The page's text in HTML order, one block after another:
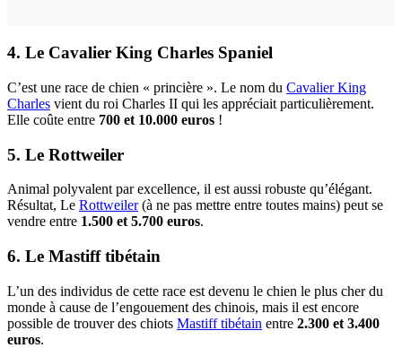
4. Le Cavalier King Charles Spaniel
C’est une race de chien « princière ». Le nom du Cavalier King
Charles vient du roi Charles II qui les appréciait particulièrement.
Elle coûte entre 700 et 10.000 euros !
5. Le Rottweiler
Animal polyvalent par excellence, il est aussi robuste qu’élégant.
Résultat, Le Rottweiler(à ne pas mettre entre toutes mains) peut se
vendre entre 1.500 et 5.700 euros.
6. Le Mastiff tibétain
L’un des individus de cette race est devenu le chien le plus cher du
monde à cause de l’engouement des chinois, mais il est encore
possible de trouver des chiots Mastiff tibétain entre 2.300 et 3.400
euros.